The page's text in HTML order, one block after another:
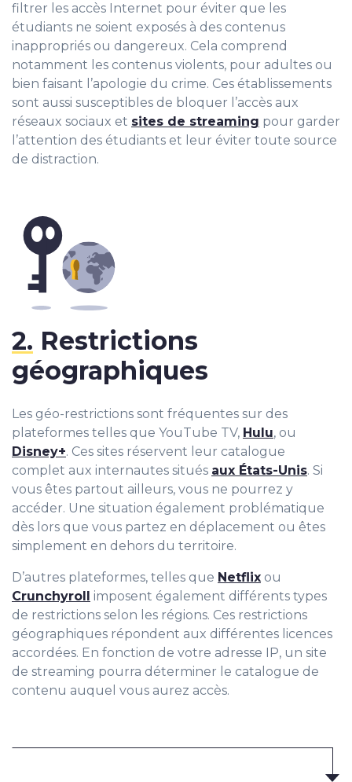
filtrer les accès Internet pour éviter que les
étudiants ne soient exposés à des contenus
inappropriés ou dangereux. Cela comprend
notamment les contenus violents, pour adultes ou
bien faisant l’apologie du crime. Ces établissements
sont aussi susceptibles de bloquer l’accès aux
réseaux sociaux et sites de streaming pour garder
l’attention des étudiants et leur éviter toute source
de distraction.
Les géo-restrictions sont fréquentes sur des
plateformes telles que YouTube TV, Hulu, ou
Disney+. Ces sites réservent leur catalogue
complet aux internautes situés aux États-Unis. Si
vous êtes partout ailleurs, vous ne pourrez y
accéder. Une situation également problématique
dès lors que vous partez en déplacement ou êtes
simplement en dehors du territoire.
D’autres plateformes, telles que Netflix ou
Crunchyroll
imposent également différents types
de restrictions selon les régions. Ces restrictions
géographiques répondent aux différentes licences
accordées. En fonction de votre adresse IP, un site
de streaming pourra déterminer le catalogue de
contenu auquel vous aurez accès.
2. Restrictions
géographiques